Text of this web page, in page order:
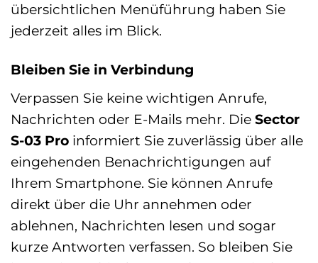
übersichtlichen Menüführung haben Sie
jederzeit alles im Blick.
Bleiben Sie in Verbindung
Verpassen Sie keine wichtigen Anrufe,
Nachrichten oder E-Mails mehr. Die Sector
S-03 Pro informiert Sie zuverlässig über alle
eingehenden Benachrichtigungen auf
Ihrem Smartphone. Sie können Anrufe
direkt über die Uhr annehmen oder
ablehnen, Nachrichten lesen und sogar
kurze Antworten verfassen. So bleiben Sie